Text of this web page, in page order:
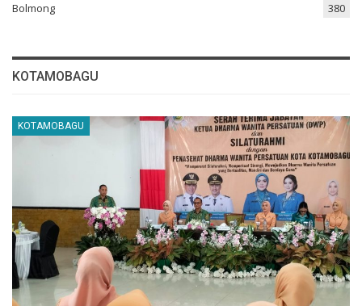
Bolmong 380
KOTAMOBAGU
KOTAMOBAGU